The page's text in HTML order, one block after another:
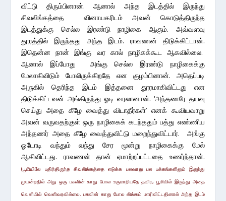
விட்டு திரும்பினான். ஆனால் அந்த இடத்தில் இருந்து
சிவலிங்கத்தை வினாயகரிடம் அவன் கொடுத்திருந்த
இடத்துக்கு செல்ல இரண்டு நாழிகை ஆகும். அவ்வளவு
தூரத்தில் இருந்தது அந்த இடம். ராவணன் திடுக்கிட்டான்.
இதென்ன நான் இங்கு வர கால் நாழிகக்கூட ஆகவில்லை.
ஆனால் இப்போது அங்கு செல்ல இரண்டு நாழிகைக்கு
மேலாகிவிடும் போலிருக்கிறதே என குழம்பினான். அதெப்படி
அருகில் தெரிந்த இடம் இத்தனை தூரமாகிவிட்டது என
திடுக்கிட்டவன் அங்கிருந்து ஓடி வரலானான். ‘அந்தணரே தயவு
செய்து அதை கீழே வைத்து விடாதீர்கள்’ எனக் கூவியவாறு
அவன் வருவதற்குள் ஒரு நாழிகைக் கடந்ததும் பத்து எண்ணிய
அந்தணர் அதை கீழே வைத்துவிட்டு மறைந்துவிட்டார். அங்கு
ஓடோடி வந்தும் வந்து சேர மூன்று நாழிகைக்கு மேல்
ஆகிவிட்டது. ராவணன் தான் ஏமாற்றப்பட்டதை உணர்ந்தான்.
(பூமியிலே பதிந்திருந்த சிவலிங்கத்தை எடுக்க பலவாறு பல பக்கங்களிலும் இருந்து
முயன்றதில் அது ஒரு பசுவின் காது போல உருமாறியதே தவிர, பூமியில் இருந்து அதை
வெளியில் வெளிவரவில்லை. பசுவின் காது போல லிங்கம் மாரிவிட்டதினால் அந்த இடம்